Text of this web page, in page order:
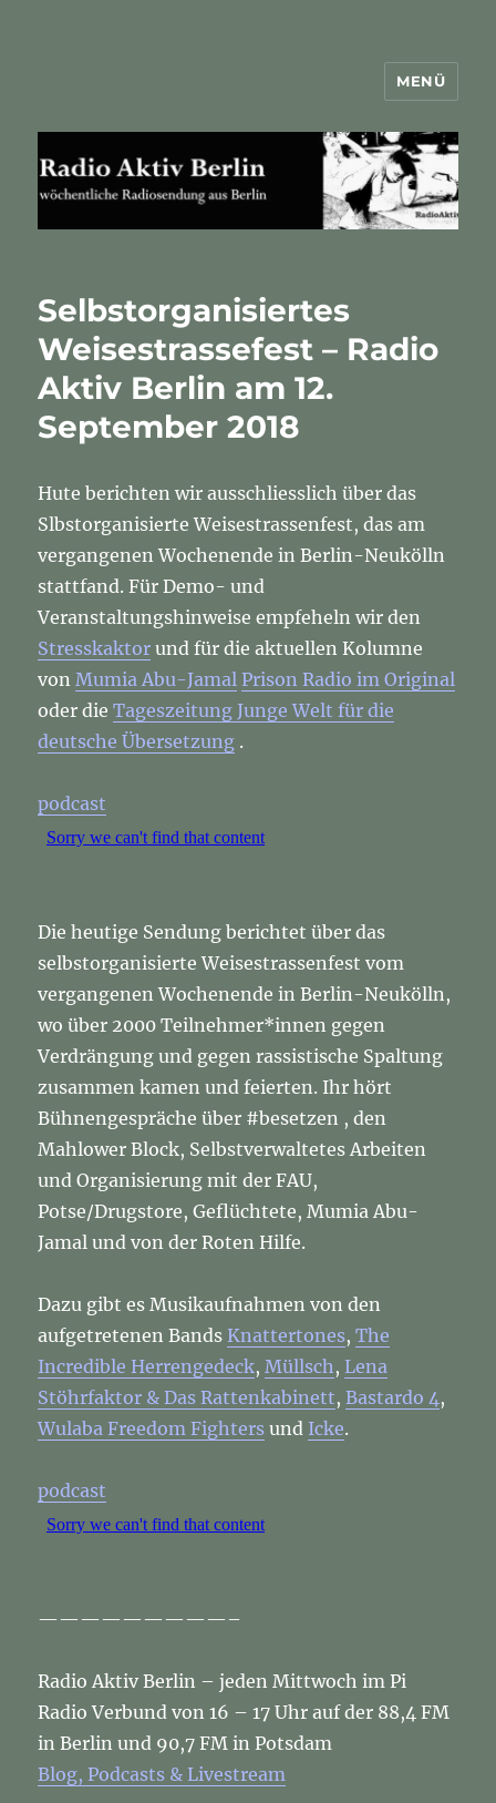
MENÜ
Selbstorganisiertes
Weisestrassefest – Radio
Aktiv Berlin am 12.
September 2018
Hute berichten wir ausschliesslich über das
Slbstorganisierte Weisestrassenfest, das am
vergangenen Wochenende in Berlin-Neukölln
stattfand. Für Demo- und
Veranstaltungshinweise empfeheln wir den
Stresskaktor und für die aktuellen Kolumne
vonMumia Abu-Jamal Prison Radio im Original
oder dieTageszeitung Junge Welt für die
deutsche Übersetzung .
podcast
Die heutige Sendung berichtet über das
selbstorganisierte Weisestrassenfest vom
vergangenen Wochenende in Berlin-Neukölln,
wo über 2000 Teilnehmer*innen gegen
Verdrängung und gegen rassistische Spaltung
zusammen kamen und feierten. Ihr hört
Bühnengespräche über #besetzen , den
Mahlower Block, Selbstverwaltetes Arbeiten
und Organisierung mit der FAU,
Potse/Drugstore, Geflüchtete, Mumia Abu-
Jamal und von der Roten Hilfe.
Dazu gibt es Musikaufnahmen von den
aufgetretenen BandsKnattertones,The
Incredible Herrengedeck,Müllsch,Lena
Stöhrfaktor & Das Rattenkabinett,Bastardo 4,
Wulaba Freedom Fighters und Icke.
podcast
—————————–
Radio Aktiv Berlin – jeden Mittwoch im Pi
Radio Verbund von 16 – 17 Uhr auf der 88,4 FM
in Berlin und 90,7 FM in Potsdam
Blog, Podcasts & Livestream